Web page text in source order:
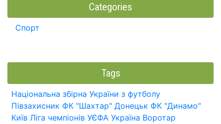
Categories
Спорт
Tags
Національна збірна України з футболу
Півзахисник ФК "Шахтар" Донецьк ФК "Динамо"
Київ Ліга чемпіонів УЄФА Україна Воротар